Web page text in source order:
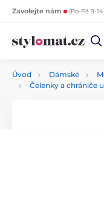
Zavolejte nám (Po-Pá 9-
Úvod Dámské
Čelenky a chrániče